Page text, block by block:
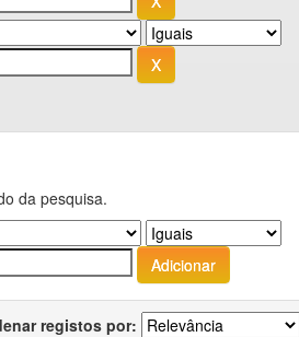
da pesquisa.
registos por: